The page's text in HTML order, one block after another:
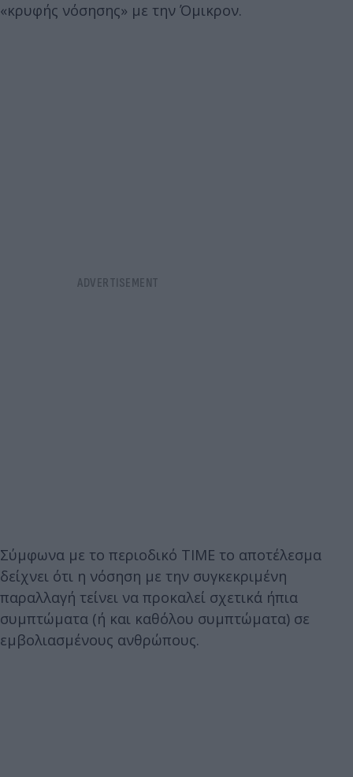
«κρυφής νόσησης» με την Όμικρον.
Σύμφωνα με τo περιοδικό TIME το αποτέλεσμα
δείχνει ότι η νόσηση με την συγκεκριμένη
παραλλαγή τείνει να προκαλεί σχετικά ήπια
συμπτώματα (ή και καθόλου συμπτώματα) σε
εμβολιασμένους ανθρώπους.